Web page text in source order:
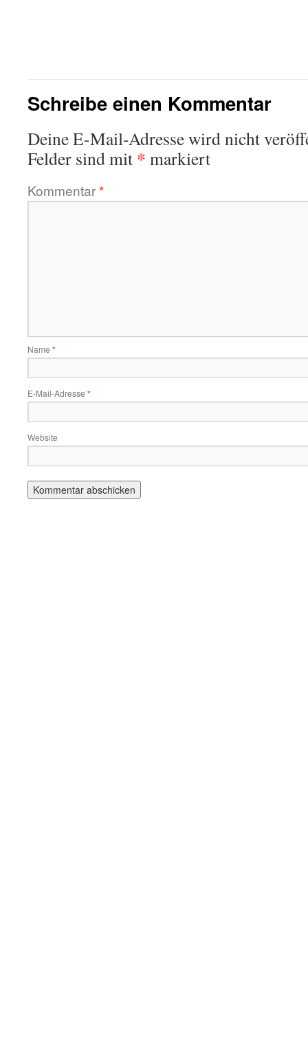
Schreibe einen Kommentar
Deine E-Mail-Adresse wird nicht
Felder sind mit * markiert
Kommentar*
Name *
E-Mail-Adresse *
Website